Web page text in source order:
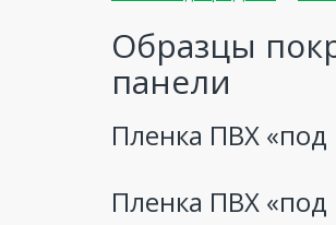
Образцы
панели
Пленка ПВХ «под
Пленка ПВХ